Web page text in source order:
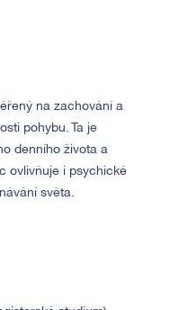
na zachování a
pohybu. Ta je
denního života a
ovlivňuje i psychické
světa.